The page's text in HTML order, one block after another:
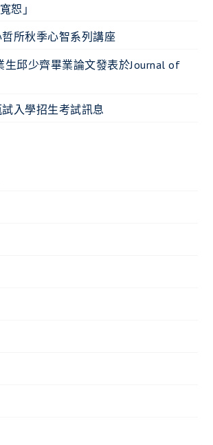
恕」
所秋季心智系列講座
生邱少齊畢業論文發表於Journal of
入學招生考試訊息